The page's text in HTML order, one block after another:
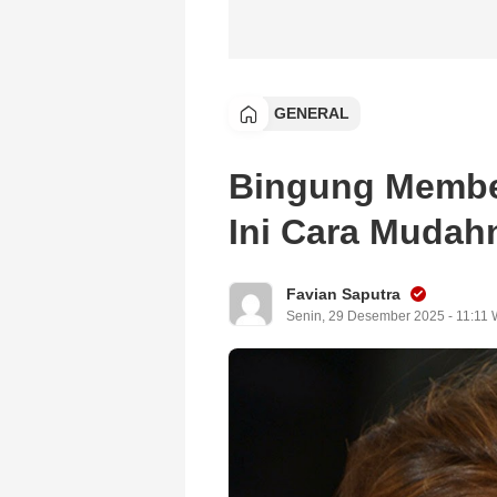
GENERAL
Bingung
Ini Cara
Favian Saputra
Senin, 29 Desember 2025 - 11:11